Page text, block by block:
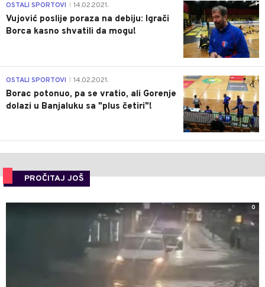
1
OSTALI SPORTOVI 14.02.2021.
Vujović poslije poraza na debiju: Igrači
Borca kasno shvatili da mogu!
3
OSTALI SPORTOVI 14.02.2021.
Borac potonuo, pa se vratio, ali Gorenje
dolazi u Banjaluku sa "plus četiri"!
PROČITAJ JOŠ
0